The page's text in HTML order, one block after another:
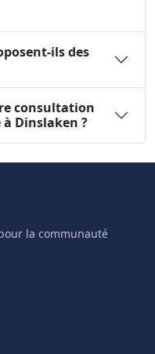
ils des
consultation
Dinslaken ?
la communauté